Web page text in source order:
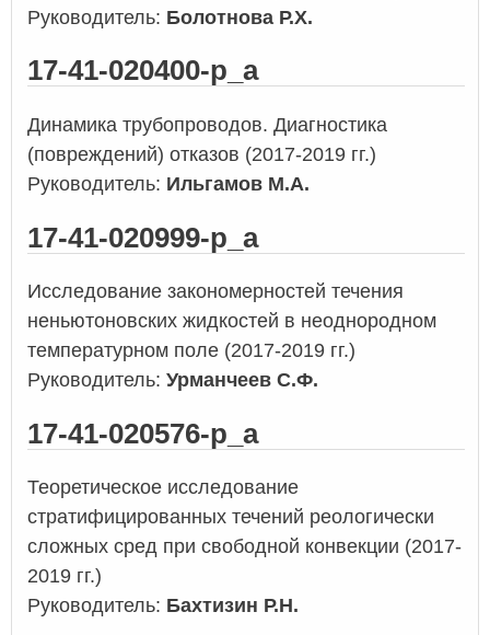
Руководитель: Болотнова Р.Х.
17-41-020400-р_а
Динамика трубопроводов. Диагностика
(повреждений) отказов (2017-2019 гг.)
Руководитель: Ильгамов М.А.
17-41-020999-р_а
Исследование закономерностей течения
неньютоновских жидкостей в неоднородном
температурном поле (2017-2019 гг.)
Руководитель: Урманчеев С.Ф.
17-41-020576-р_а
Теоретическое исследование
стратифицированных течений реологически
сложных сред при свободной конвекции (2017-
2019 гг.)
Руководитель: Бахтизин Р.Н.